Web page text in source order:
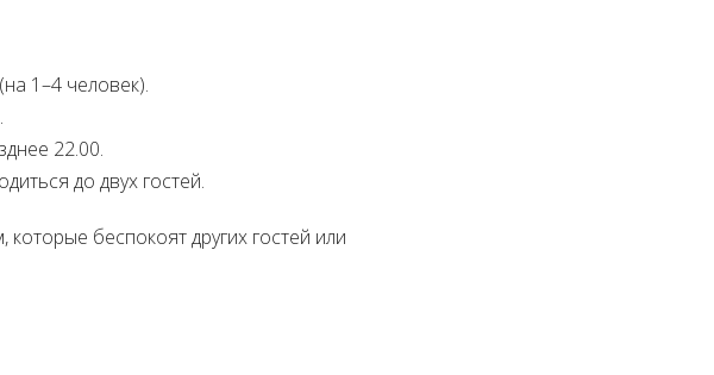
1–4 человек).
22.00.
до двух гостей.
беспокоят других гостей или